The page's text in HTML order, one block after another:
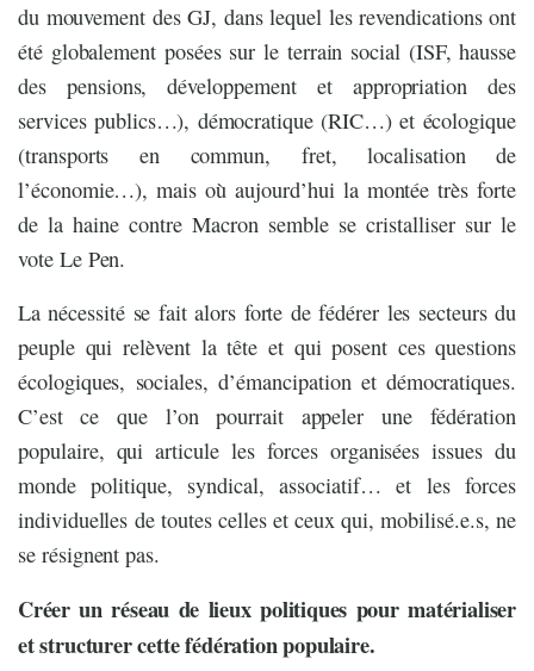
du mouvement des GJ, dans lequel les revendications ont
été globalement posées sur le terrain social (ISF, hausse
des pensions, développement et appropriation des
services publics…), démocratique (RIC…) et écologique
(transports en commun, fret, localisation de
l’économie…), mais où aujourd’hui la montée très forte
de la haine contre Macron semble se cristalliser sur le
vote Le Pen.
La nécessité se fait alors forte de fédérer les secteurs du
peuple qui relèvent la tête et qui posent ces questions
écologiques, sociales, d’émancipation et démocratiques.
C’est ce que l’on pourrait appeler une fédération
populaire, qui articule les forces organisées issues du
monde politique, syndical, associatif… et les forces
individuelles de toutes celles et ceux qui, mobilisé.e.s, ne
se résignent pas.
Créer un réseau de lieux politiques pour matérialiser
et structurer cette fédération populaire.